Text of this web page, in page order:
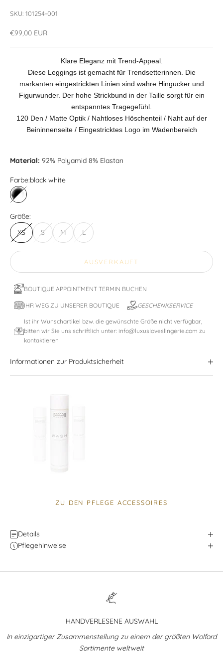
SKU: 101254-001
Angebot
€99,00 EUR
Klare Eleganz mit Trend-Appeal.
Diese Leggings ist gemacht für Trendsetterinnen. Die
markanten eingestrickten Linien sind wahre Hingucker und
Figurwunder. Der hohe Strickbund in der Taille sorgt für ein
entspanntes Tragegefühl.
120 Den / Matte Optik / Nahtloses Höschenteil / Naht auf der
Beininnenseite / Eingestricktes Logo im Wadenbereich
Material: 92% Polyamid 8% Elastan
Farbe:black white
black white
Größe:
XS
S M L
AUSVERKAUFT
BOUTIQUE APPOINTMENT TERMIN BUCHEN
IHR WEG ZU UNSERER BOUTIQUE GESCHENKSERVICE
Ist ihr Wunschartikel bzw. die gewünschte Größe nicht verfügbar,
bitten wir Sie uns schriftlich unter: info@luxusloveslingerie.com zu
kontaktieren
Informationen zur Produktsicherheit
ZU DEN PFLEGE ACCESSOIRES
Details
Pflegehinweise
HANDVERLESENE AUSWAHL
In einzigartiger Zusammenstellung zu einem der größten Wolford
Sortimente weltweit